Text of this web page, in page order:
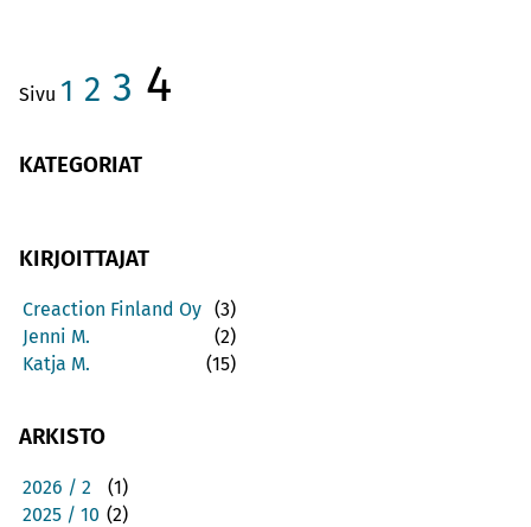
Sivu 1 2 3 4
KATEGORIAT
KIRJOITTAJAT
Creaction Finland Oy (3)
Jenni M.
(2)
Katja M.
(15)
ARKISTO
2026 / 2
(1)
2025 / 10 (2)